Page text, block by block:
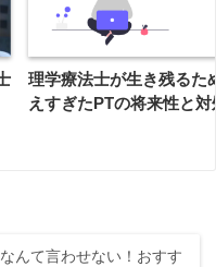
理学療法士が生き残るた
えすぎたPTの将来性と対
んて言わせない！おすす